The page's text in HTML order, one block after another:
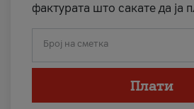
фактурата што сакате да ја
Број на сметка
Плати